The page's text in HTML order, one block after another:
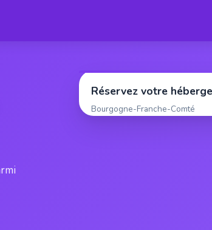
Réservez votre
Bourgogne-Franche-Comté